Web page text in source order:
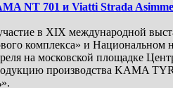
NT 701 и Viatti Strada
в XIX международной
комплекса» и Национальном
на московской площадке
производства KAMA